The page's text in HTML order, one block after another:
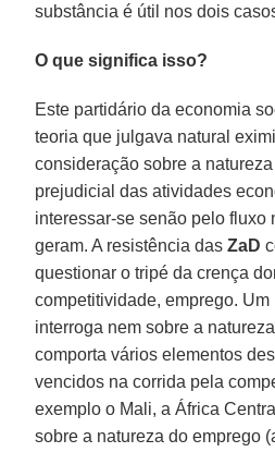
substância é útil nos dois
O que significa isso?
Este partidário da economia
teoria que julgava natural
consideração sobre a
prejudicial das atividades
interessar-se senão pelo fluxo
geram. A resistência dasZaD
questionar o tripé da crença
competitividade, emprego.
interroga nem sobre a
comporta vários elementos
vencidos na corrida pela
exemplo o Mali, a África
sobre a natureza do emprego